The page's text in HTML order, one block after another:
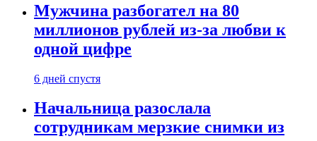
Мужчина разбогател на 80
миллионов рублей из-за любви к
одной цифре
6 дней спустя
Начальница разослала
сотрудникам мерзкие снимки из